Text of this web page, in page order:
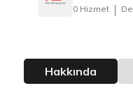
0 Hizmet
Hakkında